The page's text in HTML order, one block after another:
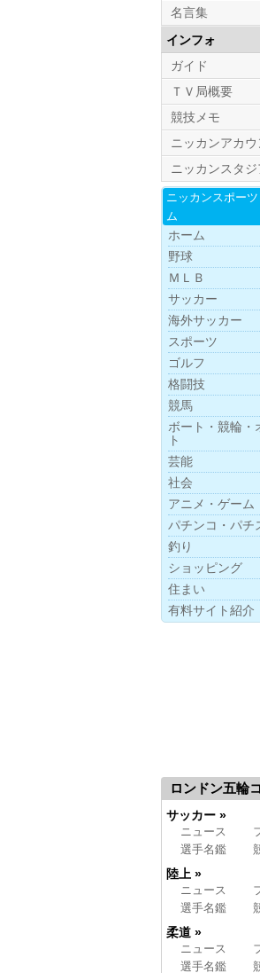
名言集
インフォ
ガイド
ＴＶ局概要
競技メモ
ニッカンアカウ
ニッカンスタジ
ニッカンスポーツ
ム
ホーム
野球
ＭＬＢ
サッカー
海外サッカー
スポーツ
ゴルフ
格闘技
競馬
ボー ト・ 競輪・
ト
芸能
社会
アニメ・ゲーム
パチンコ・パチ
釣り
ショッピング
住まい
有料サイト紹介
ロンドン五輪
サッカー »
ニュース
選手名鑑
陸上 »
ニュース
選手名鑑
柔道 »
ニュース
選手名鑑